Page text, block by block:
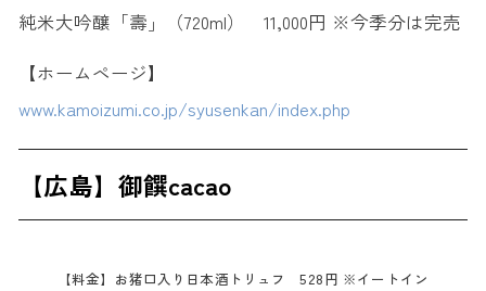
純米大吟醸「壽」（720ml） 11,000円 ※今季分は完売
【ホームページ】
www.kamoizumi.co.jp/syusenkan/index.php
【広島】御饌cacao
【料金】お猪口入り日本酒トリュフ 528円 ※イートイン